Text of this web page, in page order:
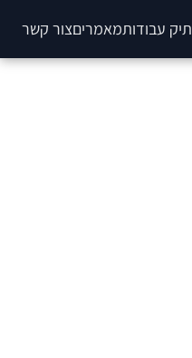
תיק עבודותמאמריםצור קשר